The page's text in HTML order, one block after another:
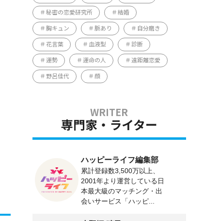
秘密の恋愛研究所 結婚
胸キュン 脈あり 自分磨き
花言葉 血液型 診断
運勢 運命の人 遠距離恋愛
野呂佳代 顔
専門家・ライター
ハッピーライフ編集部
累計登録数3,500万以上、
2001年より運営している日
本最大級のマッチング・出
会いサービス「ハッピ...